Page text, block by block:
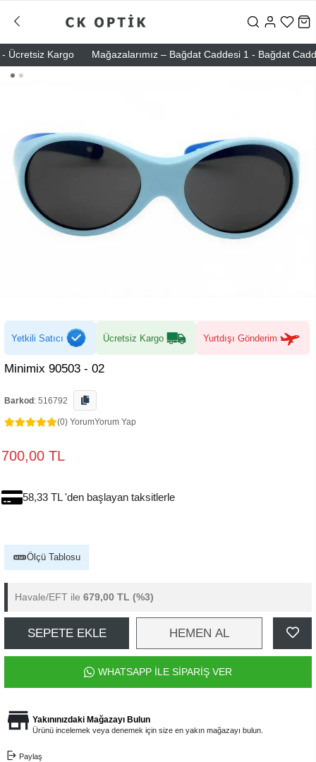
Kargo Mağazalarımız – Bağdat Caddesi 1 - Bağdat
Yetkili Satıcı Ücretsiz Kargo Yurtdışı Gönderim
Minimix 90503 - 02
Barkod : 516792
(0) YorumYorum Yap
700,00 TL
58,33 TL 'den başlayan taksitlerle
Ölçü Tablosu
Havale/EFT ile 679,00 TL (%3)
SEPETE EKLE HEMEN AL
WHATSAPP İLE SİPARİŞ VER
Yakınınızdaki Mağazayı Bulun
Ürünü incelemek veya denemek için size en yakın mağazayı bulun.
Paylaş